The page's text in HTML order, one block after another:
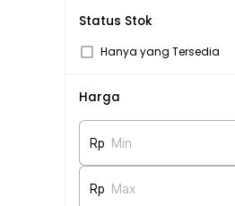
Status Stok
Hanya yang Tersedia
Harga
Rp Min
Rp Max